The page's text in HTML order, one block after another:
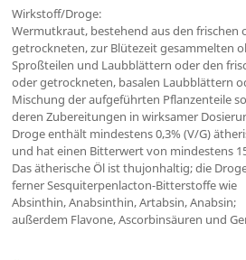
Wirkstoff/Droge:
Wermutkraut, bestehend aus den frischen
getrockneten, zur Blütezeit gesammelten
Sproßteilen und Laubblättern oder den
oder getrockneten, basalen Laubblättern
Mischung der aufgeführten Pflanzenteile
deren Zubereitungen in wirksamer
Droge enthält mindestens 0,3% (V/G)
und hat einen Bitterwert von mindestens
Das ätherische Öl ist thujonhaltig; die
ferner Sesquiterpenlacton-Bitterstoffe wie
Absinthin, Anabsinthin, Artabsin, Anabsin;
außerdem Flavone, Ascorbinsäuren und